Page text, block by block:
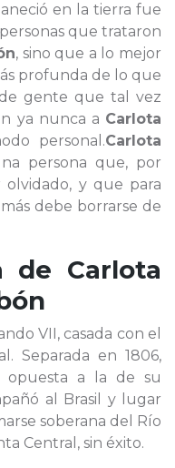
en la tierra fue
que trataron
, sino que a lo mejor
profunda de lo que
gente que tal vez
ya nunca a Carlota
personal.Carlota
persona que, por
y que para
debe borrarse de
de Carlota
VII, casada con el
Separada en 1806,
opuesta a la de su
al Brasil y lugar
soberana del Río
Central, sin éxito.